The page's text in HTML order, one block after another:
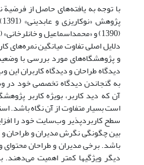
با توجه به یافته‌های حاصل از
دلایل اصلی تفاوت میانگین نمره‌های
و پژوهشگاه‌های مورد بررسی با
دیدگاه طراحان و دیدگاه کاربران
به گنجاندن دیدگاه تخصصی خود در
آن که دید کاربر، بویژه کاربر
است بسیار متفاوت از آن نگاه باشد.
سطح کاربردپذیر وب‌سایت خود را
بین چگونگی نگرش مدیران و طراحان و
باشد. برخی مدیران و طراحان
دیگر ویژگیها کمتر اهمیت